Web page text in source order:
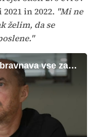
in 2022. "Mi ne
želim, da se
'Želim, da se enakopravno obravnava vse zaposlene'